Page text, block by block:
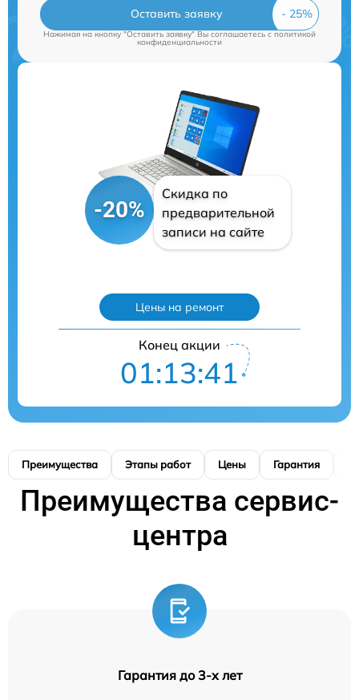
Оставить заявку
Нажимая на кнопку "Оставить заявку" Вы соглашаетесь cполитикой
конфиденциальности
-20%
Скидка по
предварительной
записи на сайте
Цены на ремонт
Конец акции
01:13:39
Преимущества Этапы работ Цены Гарантия
Преимущества сервис-
центра
Гарантия до 3-х лет